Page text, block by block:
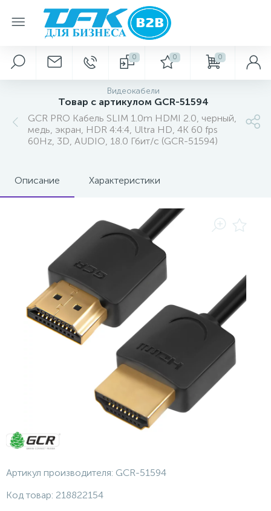
0 0 0
Видеокабели
Товар с артикулом GCR-51594
GCR PRO Кабель SLIM 1.0m HDMI 2.0, черный,
медь, экран, HDR 4:4:4, Ultra HD, 4K 60 fps
60Hz, 3D, AUDIO, 18.0 Гбит/с (GCR-51594)
Описание Характеристики
Артикул производителя: GCR-51594
Код товар: 218822154